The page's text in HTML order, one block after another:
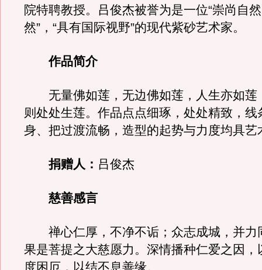
院特聘教授。吕俊杰被誉为是一位“崇尚自
然”，“具有国际视野”的现代紫砂艺术家。
作品简介
无量佛如莲，无边佛如莲，人生亦如莲
则处处生莲。作品点点细琢，处处精致，线
身、把过渡流畅，造型的起势与力度均具艺
捐赠人： 吕俊杰
慈善感言
禅心仁厚，不净不诟；众志成城，并力
果是菩提之大慈愿力。深情播种仁爱之因，
度困厄，以结不息善缘。